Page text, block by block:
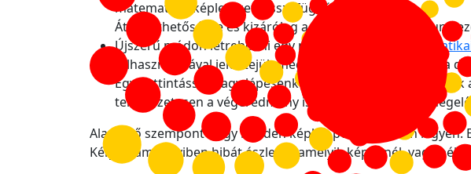
matematikai képleteket, összefüggéseket
Áttekinthetőségre és kizárólag a lényegre koncentrálunk
Újszerű módon létrehozni egy mindent felölelő
felhasználásával jelentejük meg, ezzel nagyban segítve a
Egy kattintással, vagy lépésenként kattingatva
természetesen a végeredmény is a példa lejátszását
Alapvető szempont hogy minden képlet, példa hibátlan legyen.
Kérjük, amennyiben hibát észlel valamelyik képletnél, vagy